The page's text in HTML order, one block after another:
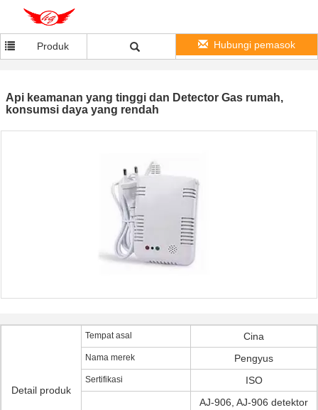
Produk Hubungi pemasok
Api keamanan yang tinggi dan Detector Gas rumah,
konsumsi daya yang rendah
Detail produk
Tempat asal Cina
Nama merek Pengyus
Sertifikasi ISO
AJ-906, AJ-906 detektor